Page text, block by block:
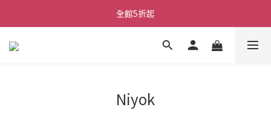
全館5折起
Niyok